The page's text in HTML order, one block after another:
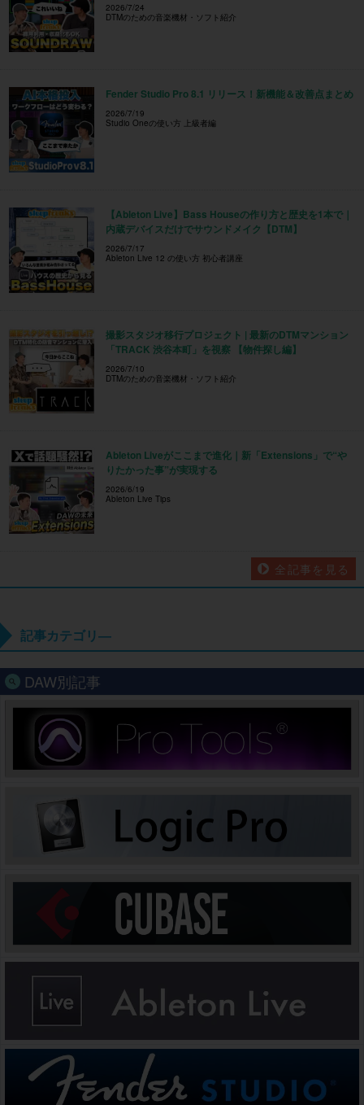
2026/7/24
DTMのための音楽機材・ソフト紹介
Fender Studio Pro 8.1 リリース！新機能＆改善点まとめ
2026/7/19
Studio Oneの使い方 上級者編
【Ableton Live】Bass Houseの作り方と歴史を1本で｜
内蔵デバイスだけでサウンドメイク【DTM】
2026/7/17
Ableton Live 12 の使い方 初心者講座
撮影スタジオ移行プロジェクト | 最新のDTMマンション
「TRACK 渋谷本町」を視察 【物件探し編】
2026/7/10
DTMのための音楽機材・ソフト紹介
Ableton Liveがここまで進化｜新「Extensions」で“や
りたかった事”が実現する
2026/6/19
Ableton Live Tips
全記事を見る
記事カテゴリ―
DAW別記事